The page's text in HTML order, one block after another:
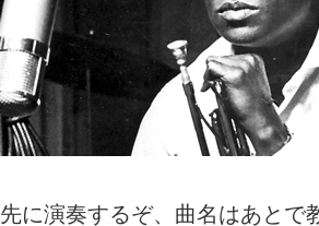
先に演奏するぞ、曲名はあとで